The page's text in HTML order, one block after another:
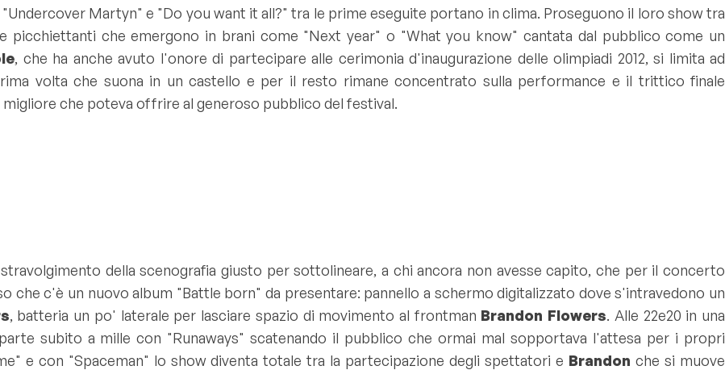
Undercover Martyn" e "Do you want it all?" tra le prime eseguite portano in clima. Proseguono il loro show tra
picchiettanti che emergono in brani come "Next year" o "What you know" cantata dal pubblico come un
, che ha anche avuto l'onore di partecipare alle cerimonia d'inaugurazione delle olimpiadi 2012, si limita ad
volta che suona in un castello e per il resto rimane concentrato sulla performance e il trittico finale
migliore che poteva offrire al generoso pubblico del festival.
della scenografia giusto per sottolineare, a chi ancora non avesse capito, che per il concerto
che c'è un nuovo album "Battle born" da presentare: pannello a schermo digitalizzato dove s'intravedono un
, batteria un po' laterale per lasciare spazio di movimento al frontman Brandon Flowers. Alle 22e20 in una
subito a mille con "Runaways" scatenando il pubblico che ormai mal sopportava l'attesa per i propri
" e con "Spaceman" lo show diventa totale tra la partecipazione degli spettatori e Brandon che si muove